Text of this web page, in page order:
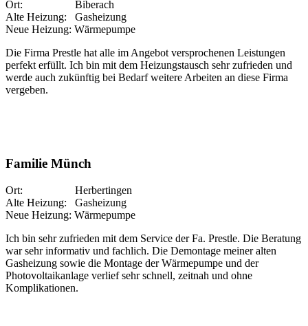
Ort: Biberach
Alte Heizung: Gasheizung
Neue Heizung: Wärmepumpe
Die Firma Prestle hat alle im Angebot versprochenen Leistungen
perfekt erfüllt. Ich bin mit dem Heizungstausch sehr zufrieden und
werde auch zukünftig bei Bedarf weitere Arbeiten an diese Firma
vergeben.
Familie Münch
Ort: Herbertingen
Alte Heizung: Gasheizung
Neue Heizung: Wärmepumpe
Ich bin sehr zufrieden mit dem Service der Fa. Prestle. Die Beratung
war sehr informativ und fachlich. Die Demontage meiner alten
Gasheizung sowie die Montage der Wärmepumpe und der
Photovoltaikanlage verlief sehr schnell, zeitnah und ohne
Komplikationen.